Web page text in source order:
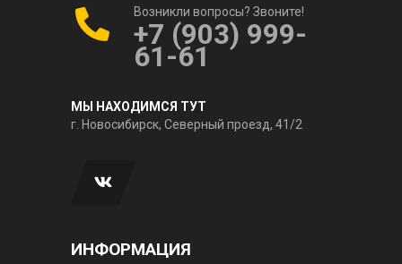
Возникли вопросы? Звоните!
+7 (903) 999-
61-61
МЫ НАХОДИМСЯ ТУТ
г. Новосибирск, Северный проезд, 41/2
ИНФОРМАЦИЯ